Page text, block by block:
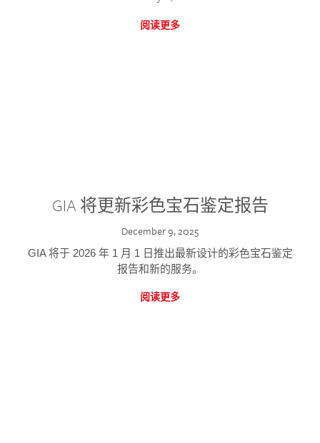
阅读更多
GIA 将更新彩色宝石鉴定报告
December 9, 2025
GIA 将于 2026 年 1 月 1 日推出最新设计的彩色宝石鉴定
报告和新的服务。
阅读更多